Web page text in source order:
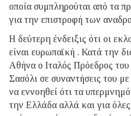
οποία συμπληρούται από τα
για την επιστροφή των
Η δεύτερη ένδειξις ότι οι
είναι ευρωπαϊκή . Κατά την
Αθήνα ο Ιταλός Πρόεδρος
Σασόλι σε συναντήσεις του
να εννοηθεί ότι τα
την Ελλάδα αλλά και για